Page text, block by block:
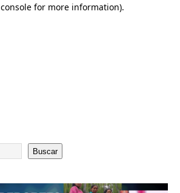
Buscar